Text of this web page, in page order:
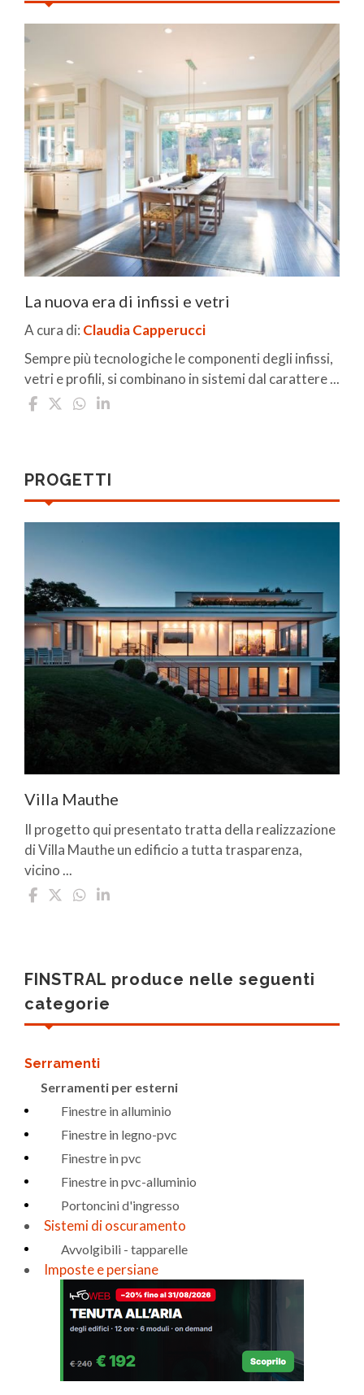
La nuova era di infissi e vetri
A cura di: Claudia Capperucci
Sempre più tecnologiche le componenti degli infissi,
vetri e profili, si combinano in sistemi dal carattere ...
PROGETTI
Villa Mauthe
Il progetto qui presentato tratta della realizzazione
di Villa Mauthe un edificio a tutta trasparenza,
vicino ...
FINSTRAL produce nelle seguenti
categorie
Serramenti
Serramenti per esterni
Finestre in alluminio
Finestre in legno-pvc
Finestre in pvc
Finestre in pvc-alluminio
Portoncini d'ingresso
Sistemi di oscuramento
Avvolgibili - tapparelle
Imposte e persiane